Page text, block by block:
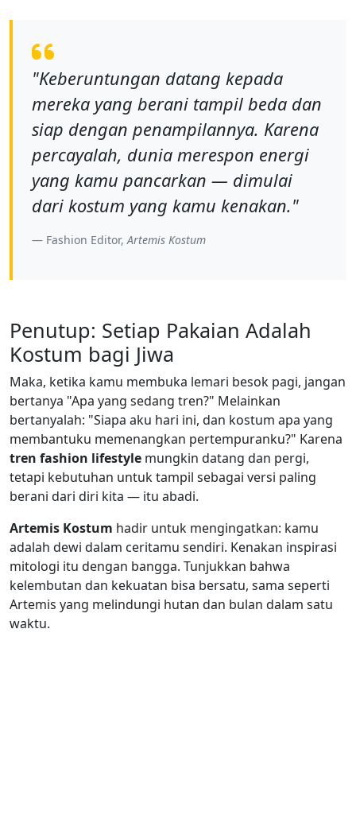
"Keberuntungan datang kepada
mereka yang berani tampil beda dan
siap dengan penampilannya. Karena
percayalah, dunia merespon energi
yang kamu pancarkan — dimulai
dari kostum yang kamu kenakan."
Fashion Editor,Artemis Kostum
Penutup: Setiap Pakaian Adalah
Kostum bagi Jiwa
Maka, ketika kamu membuka lemari besok pagi, jangan
bertanya "Apa yang sedang tren?" Melainkan
bertanyalah: "Siapa aku hari ini, dan kostum apa yang
membantuku memenangkan pertempuranku?" Karena
tren fashion lifestyle mungkin datang dan pergi,
tetapi kebutuhan untuk tampil sebagai versi paling
berani dari diri kita — itu abadi.
Artemis Kostum hadir untuk mengingatkan: kamu
adalah dewi dalam ceritamu sendiri. Kenakan inspirasi
mitologi itu dengan bangga. Tunjukkan bahwa
kelembutan dan kekuatan bisa bersatu, sama seperti
Artemis yang melindungi hutan dan bulan dalam satu
waktu.